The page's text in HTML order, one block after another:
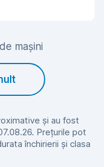
mașini
și au fost
Prețurile pot
închirierii și clasa